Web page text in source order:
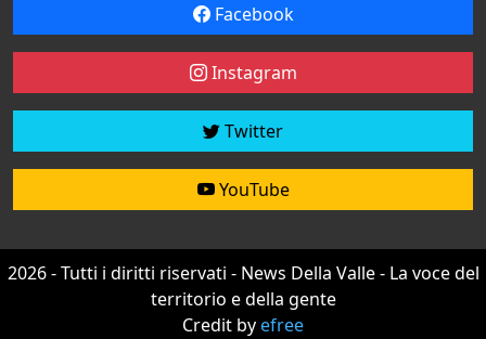
Facebook
Instagram
Twitter
YouTube
2026 - Tutti i diritti riservati - News Della Valle - La voce del
territorio e della gente
Credit byefree